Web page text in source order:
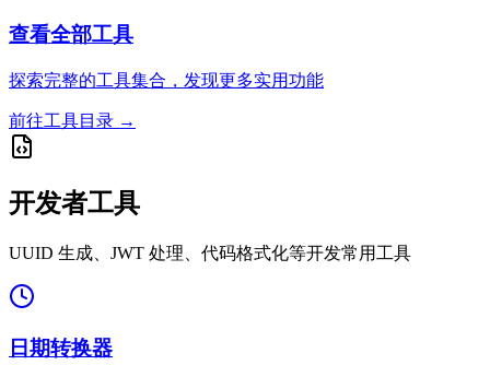
查看全部工具
探索完整的工具集合，发现更多实用功能
前往工具目录 →
开发者工具
UUID 生成、JWT 处理、代码格式化等开发常用工具
日期转换器